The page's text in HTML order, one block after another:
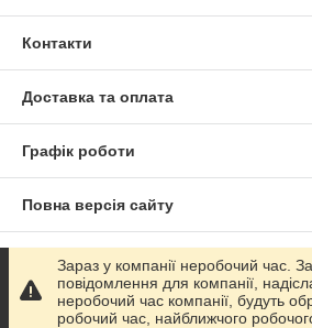
Контакти
Доставка та оплата
Графік роботи
Повна версія сайту
Сайт створено на маркетплейсі
Політика конфіденційності
Зараз у компанії неробочий час.
повідомлення для компанії,
неробочий час компанії, будуть
робочий час, найближчого